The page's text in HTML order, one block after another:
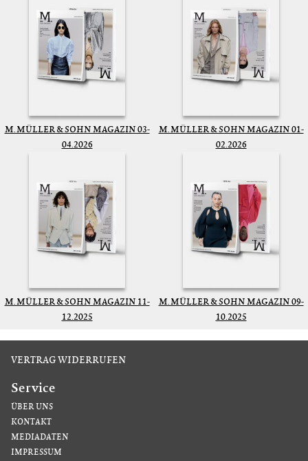
M. MÜLLER & SOHN MAGAZIN 03-
04.2026
M. MÜLLER & SOHN MAGAZIN 01-
02.2026
M. MÜLLER & SOHN MAGAZIN 11-
12.2025
M. MÜLLER & SOHN MAGAZIN 09-
10.2025
VERTRAG WIDERRUFEN
Service
ÜBER UNS
KONTAKT
MEDIADATEN
IMPRESSUM